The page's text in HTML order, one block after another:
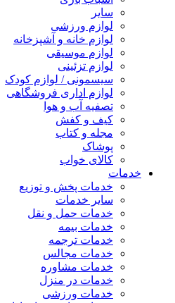
سایر
لوازم ورزشی
لوازم خانه و آشپزخانه
لوازم موسیقی
لوازم تزئینی
سیسمونی / لوازم کودک
لوازم اداری فروشگاهی
تصفیه آب و هوا
کیف و کفش
مجله و کتاب
پوشاک
کالای خواب
خدمات
خدمات پخش و توزیع
سایر خدمات
خدمات حمل و نقل
خدمات بیمه
خدمات ترجمه
خدمات مجالس
خدمات مشاوره
خدمات در منزل
خدمات ورزشی